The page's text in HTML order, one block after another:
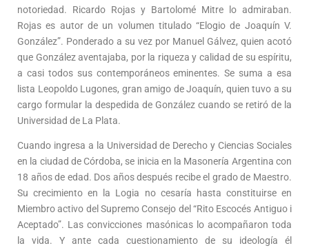
notoriedad. Ricardo Rojas y Bartolomé Mitre lo admiraban.
Rojas es autor de un volumen titulado “Elogio de Joaquín V.
González”. Ponderado a su vez por Manuel Gálvez, quien acotó
que González aventajaba, por la riqueza y calidad de su espíritu,
a casi todos sus contemporáneos eminentes. Se suma a esa
lista Leopoldo Lugones, gran amigo de Joaquín, quien tuvo a su
cargo formular la despedida de González cuando se retiró de la
Universidad de La Plata.
Cuando ingresa a la Universidad de Derecho y Ciencias Sociales
en la ciudad de Córdoba, se inicia en la Masonería Argentina con
18 años de edad. Dos años después recibe el grado de Maestro.
Su crecimiento en la Logia no cesaría hasta constituirse en
Miembro activo del Supremo Consejo del “Rito Escocés Antiguo i
Aceptado”. Las convicciones masónicas lo acompañaron toda
la vida. Y ante cada cuestionamiento de su ideología él